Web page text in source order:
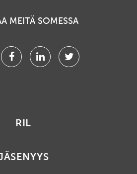
MEITÄ SOMESSA
FacebookLinkedinTwitter
RIL